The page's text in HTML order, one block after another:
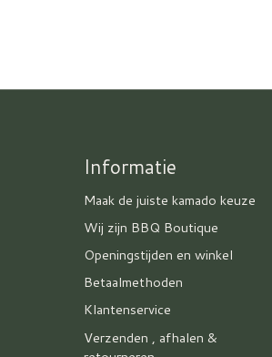
Informatie
Maak de juiste kamado keuze
Wij zijn BBQ Boutique
Openingstijden en winkel
Betaalmethoden
Klantenservice
Verzenden , afhalen &